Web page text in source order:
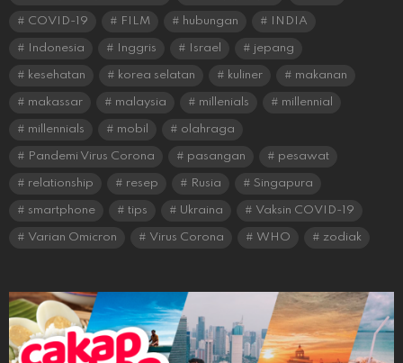
COVID-19 FILM hubungan INDIA
Indonesia Inggris Israel jepang
kesehatan korea selatan kuliner makanan
makassar malaysia millenials millennial
millennials mobil olahraga
Pandemi Virus Corona pasangan pesawat
relationship resep Rusia Singapura
smartphone tips Ukraina Vaksin COVID-19
Varian Omicron Virus Corona WHO zodiak